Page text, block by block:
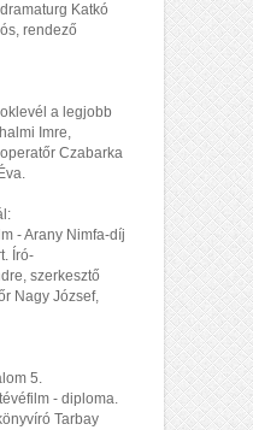
Katkó
rendező
a legjobb
Imre,
Czabarka
- Arany Nimfa-díj
Író-
szerkesztő
Nagy József,
5.
- diploma.
Tarbay